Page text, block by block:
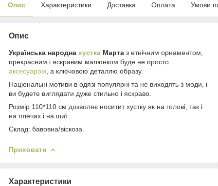
Опис Характеристики Доставка Оплата Умови
Опис
Українська народна хустка Марта з етнічним орнаментом,
прекрасним і яскравим малюнком буде не просто
аксесуаром , а ключовою деталлю образу.
Національні мотиви в одязі популярні та не виходять з моди, і
ви будете виглядати дуже стильно і яскраво.
Розмір 110*110 см дозволяє носитит хустку як на голові, так і
на плечах і на шиї.
Склад: бавовна/віскоза.
Приховати
Характеристики